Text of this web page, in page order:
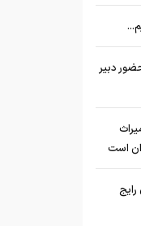
دبیر
است